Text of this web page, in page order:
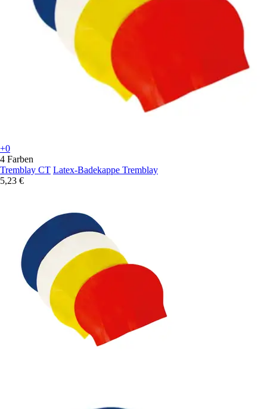
+0
4 Farben
Tremblay CT Latex-Badekappe Tremblay
5,23 €